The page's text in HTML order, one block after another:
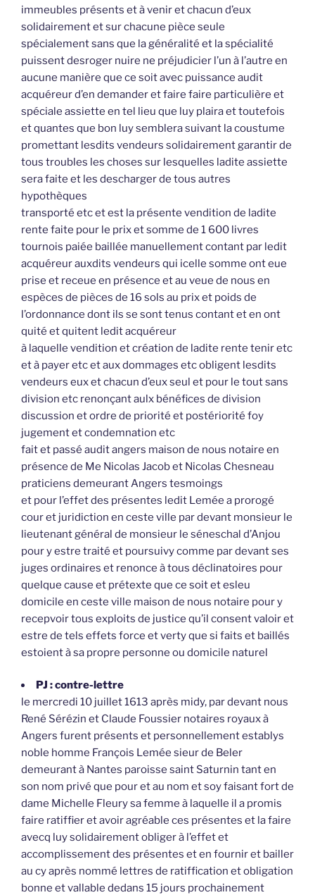
immeubles présents et à venir et chacun d’eux
solidairement et sur chacune pièce seule
spécialement sans que la généralité et la spécialité
puissent desroger nuire ne préjudicier l’un à l’autre en
aucune manière que ce soit avec puissance audit
acquéreur d’en demander et faire faire particulière et
spéciale assiette en tel lieu que luy plaira et toutefois
et quantes que bon luy semblera suivant la coustume
promettant lesdits vendeurs solidairement garantir de
tous troubles les choses sur lesquelles ladite assiette
sera faite et les descharger de tous autres
hypothèques
transporté etc et est la présente vendition de ladite
rente faite pour le prix et somme de 1 600 livres
tournois paiée baillée manuellement contant par ledit
acquéreur auxdits vendeurs qui icelle somme ont eue
prise et receue en présence et au veue de nous en
espèces de pièces de 16 sols au prix et poids de
l’ordonnance dont ils se sont tenus contant et en ont
quité et quitent ledit acquéreur
à laquelle vendition et création de ladite rente tenir etc
et à payer etc et aux dommages etc obligent lesdits
vendeurs eux et chacun d’eux seul et pour le tout sans
division etc renonçant aulx bénéfices de division
discussion et ordre de priorité et postériorité foy
jugement et condemnation etc
fait et passé audit angers maison de nous notaire en
présence de Me Nicolas Jacob et Nicolas Chesneau
praticiens demeurant Angers tesmoings
et pour l’effet des présentes ledit Lemée a prorogé
cour et juridiction en ceste ville par devant monsieur le
lieutenant général de monsieur le séneschal d’Anjou
pour y estre traité et poursuivy comme par devant ses
juges ordinaires et renonce à tous déclinatoires pour
quelque cause et prétexte que ce soit et esleu
domicile en ceste ville maison de nous notaire pour y
recepvoir tous exploits de justice qu’il consent valoir et
estre de tels effets force et verty que si faits et baillés
estoient à sa propre personne ou domicile naturel
PJ : contre-lettre
le mercredi 10 juillet 1613 après midy, par devant nous
René Sérézin et Claude Foussier notaires royaux à
Angers furent présents et personnellement establys
noble homme François Lemée sieur de Beler
demeurant à Nantes paroisse saint Saturnin tant en
son nom privé que pour et au nom et soy faisant fort de
dame Michelle Fleury sa femme à laquelle il a promis
faire ratiffier et avoir agréable ces présentes et la faire
avecq luy solidairement obliger à l’effet et
accomplissement des présentes et en fournir et bailler
au cy après nommé lettres de ratiffication et obligation
bonne et vallable dedans 15 jours prochainement